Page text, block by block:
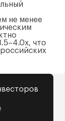
не менее
что